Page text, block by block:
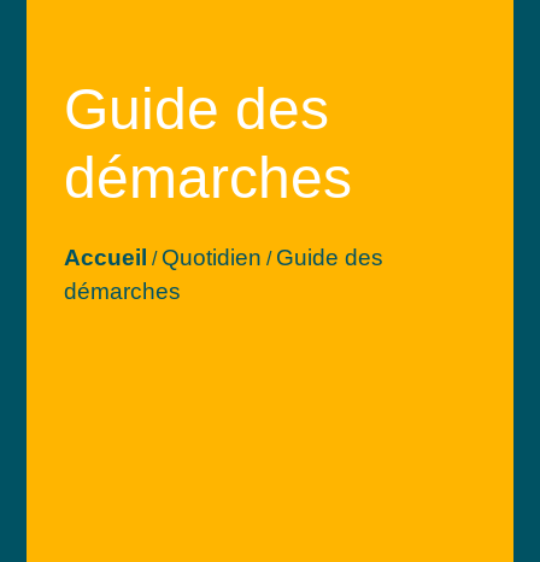
Guide des
démarches
Accueil / Quotidien / Guide des
démarches